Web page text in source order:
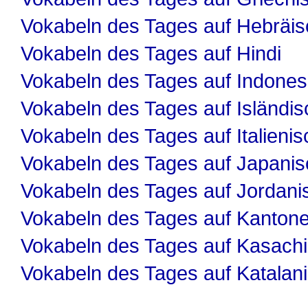
Vokabeln des Tages auf
Vokabeln des Tages auf Hindi
Vokabeln des Tages auf
Vokabeln des Tages auf
Vokabeln des Tages auf
Vokabeln des Tages auf
Vokabeln des Tages auf
Vokabeln des Tages auf
Vokabeln des Tages auf
Vokabeln des Tages auf